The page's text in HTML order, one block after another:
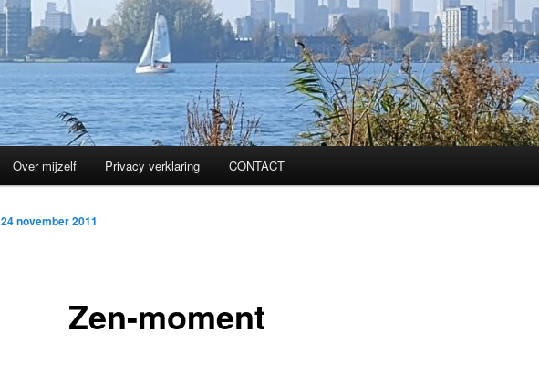
Over mijzelf Privacy verklaring CONTACT
Zen-moment
24 november 2011